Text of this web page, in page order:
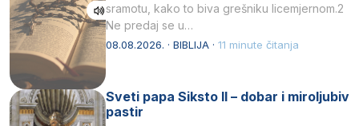
sramotu, kako to biva grešniku licemjernom.2
Ne predaj se u…
08.08.2026. · BIBLIJA · 11 minute čitanja
Sveti papa Siksto II – dobar i miroljubiv
pastir